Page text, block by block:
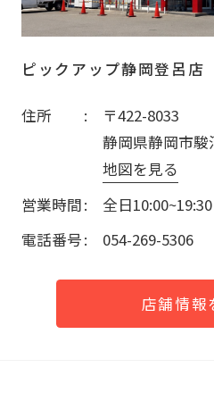
ピックアップ静岡登呂店
住所
〒422-8033
静岡県静岡市
地図を見る
営業時間
全日10:00~19:30
電話番号
054-269-5306
店舗情報